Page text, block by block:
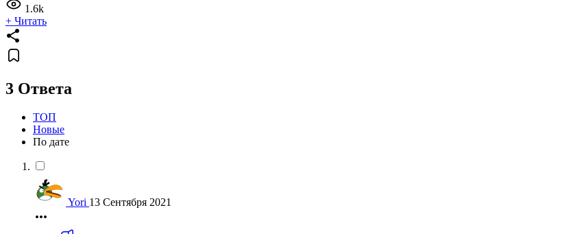
1.6k
+ Читать
3 Ответа
ТОП
Новые
По дате
Yori 13 Сентября 2021